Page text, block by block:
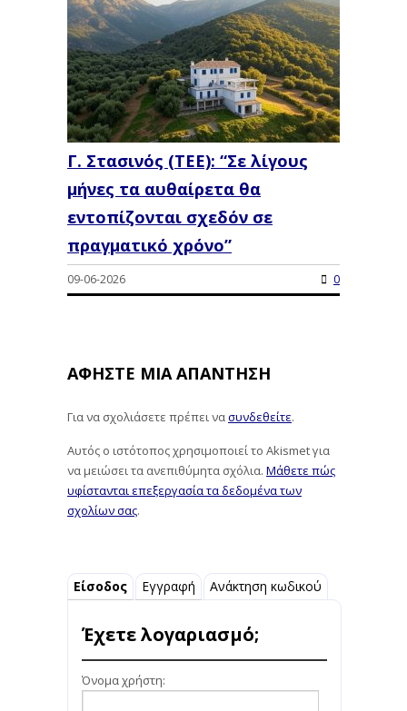
Γ. Στασινός (ΤΕΕ): “Σε λίγους
μήνες τα αυθαίρετα θα
εντοπίζονται σχεδόν σε
πραγματικό χρόνο”
09-06-2026 0
ΑΦΉΣΤΕ ΜΙΑ ΑΠΆΝΤΗΣΗ
Για να σχολιάσετε πρέπει νασυνδεθείτε.
Αυτός ο ιστότοπος χρησιμοποιεί το Akismet για
να μειώσει τα ανεπιθύμητα σχόλια. Μάθετε πώς
υφίστανται επεξεργασία τα δεδομένα των
σχολίων σας.
Είσοδος Εγγραφή Ανάκτηση κωδικού
Έχετε λογαριασμό;
Όνομα χρήστη: